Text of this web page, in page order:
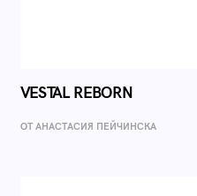
VESTAL REBORN
ОТ AНАСТАСИЯ ПЕЙЧИНСКА